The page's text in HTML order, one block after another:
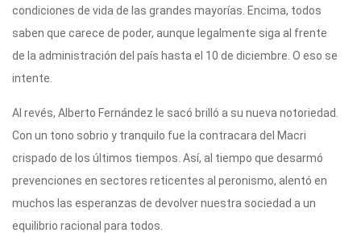
condiciones de vida de las grandes mayorías. Encima, todos
saben que carece de poder, aunque legalmente siga al frente
de la administración del país hasta el 10 de diciembre. O eso se
intente.
Al revés, Alberto Fernández le sacó brilló a su nueva notoriedad.
Con un tono sobrio y tranquilo fue la contracara del Macri
crispado de los últimos tiempos. Así, al tiempo que desarmó
prevenciones en sectores reticentes al peronismo, alentó en
muchos las esperanzas de devolver nuestra sociedad a un
equilibrio racional para todos.